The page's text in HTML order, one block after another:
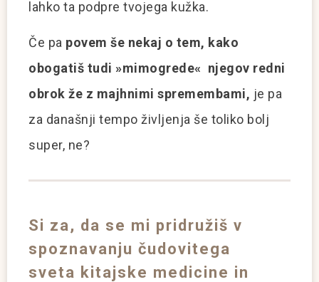
lahko ta podpre tvojega kužka.
Če pa povem še nekaj o tem, kako
obogatiš tudi »mimogrede« njegov redni
obrok že z majhnimi spremembami, je pa
za današnji tempo življenja še toliko bolj
super, ne?
Si za, da se mi pridružiš v
spoznavanju čudovitega
sveta kitajske medicine in